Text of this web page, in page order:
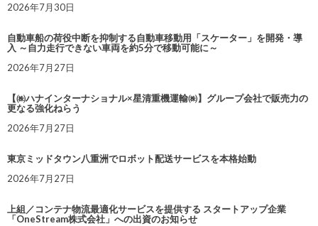
2026年7月30日
自動車船の荷役中断を抑制する自動車移動用「スケーター」を開発・導
入 ～自力走行できない車両を約5分で移動可能に～
2026年7月27日
【㈱ハナインターナショナル×星清重機運輸㈱】グループ会社で販売力の
更なる強化ねらう
2026年7月27日
東京ミッドタウン八重洲でロボット配送サービスを本格始動
2026年7月27日
上組／コンテナ物流最適化サービスを提供する スタートアップ企業
「OneStream株式会社」への出資のお知らせ